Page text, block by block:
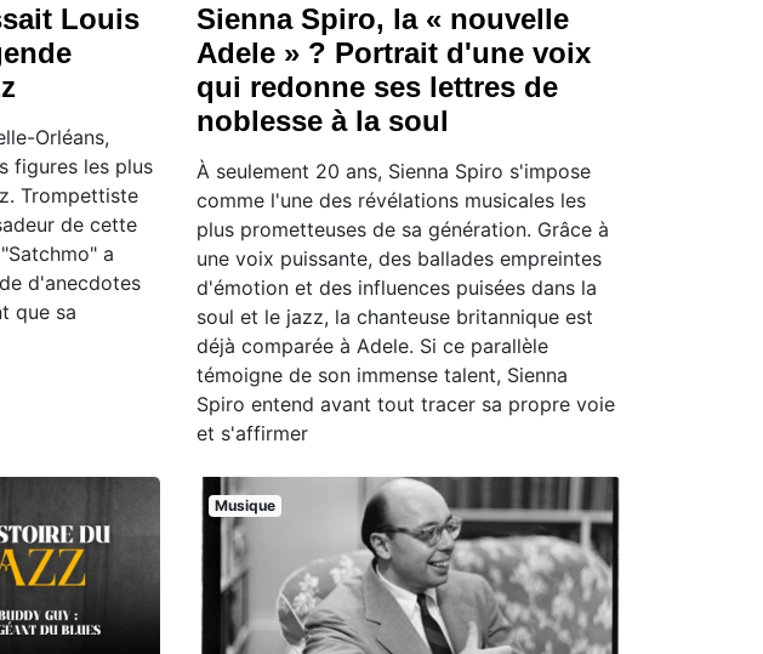
Louis
Orléans,
figures les plus
Trompettiste
de cette
a
d'anecdotes
que sa
Sienna Spiro, la « nouvelle
Adele » ? Portrait d'une voix
qui redonne ses lettres de
noblesse à la soul
À seulement 20 ans, Sienna Spiro s'impose
comme l'une des révélations musicales les
plus prometteuses de sa génération. Grâce à
une voix puissante, des ballades empreintes
d'émotion et des influences puisées dans la
soul et le jazz, la chanteuse britannique est
déjà comparée à Adele. Si ce parallèle
témoigne de son immense talent, Sienna
Spiro entend avant tout tracer sa propre voie
et s'affirmer
Musique